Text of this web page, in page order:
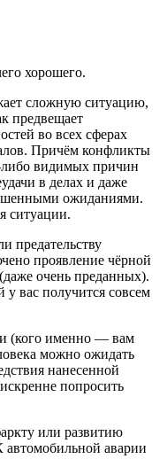
хорошего.
сложную ситуацию,
предвещает
во всех сферах
Причём конфликты
либо видимых причин
в делах и даже
ожиданиями.
ситуации.
предательству
проявление чёрной
очень преданных).
вас получится совсем
(кого именно — вам
можно ожидать
нанесенной
попросить
или развитию
автомобильной аварии